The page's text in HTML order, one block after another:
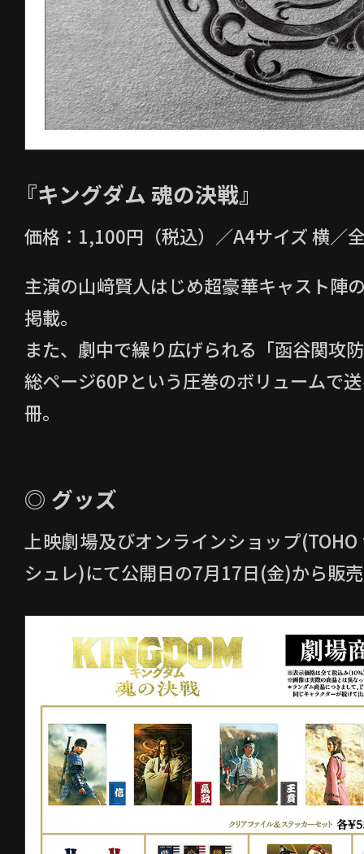
『キングダム 魂の決戦』
価格：1,100円（税込）／A4サイズ 横／
主演の山﨑賢人はじめ超豪華キャスト陣
掲載。
また、劇中で繰り広げられる「函谷関攻
総ページ60Pという圧巻のボリュームで
冊。
◎ グッズ
上映劇場及びオンラインショップ
シュレ)にて公開日の7月17日(金)から販